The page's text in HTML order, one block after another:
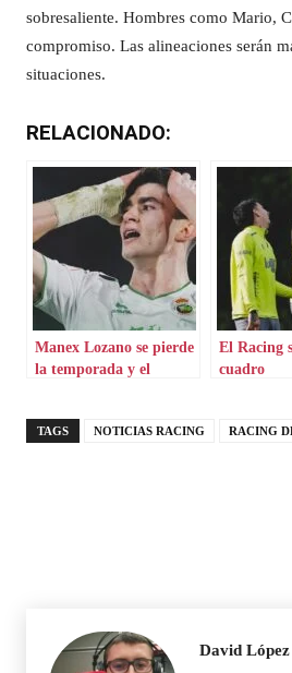
sobresaliente. Hombres como Mario,
compromiso. Las alineaciones serán
situaciones.
RELACIONADO:
Manex Lozano se pierde
la temporada y el
El Racing
cuadro
TAGS NOTICIAS RACING RACING
David López